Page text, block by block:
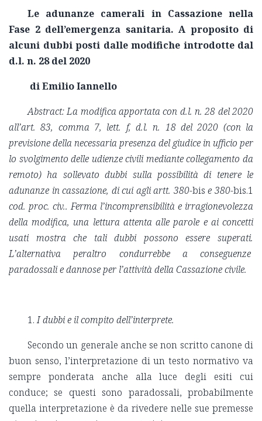
Le adunanze camerali in Cassazione nella
Fase 2 dell’emergenza sanitaria. A proposito di
alcuni dubbi posti dalle modifiche introdotte dal
d.l. n. 28 del 2020
di Emilio Iannello
Abstract: La modifica apportata con d.l. n. 28 del 2020
all’art. 83, comma 7, lett. f, d.l. n. 18 del 2020 (con la
previsione della necessaria presenza del giudice in ufficio per
lo svolgimento delle udienze civili mediante collegamento da
remoto) ha sollevato dubbi sulla possibilità di tenere le
adunanze in cassazione, di cui agli artt. 380-bis e 380-bis.1
cod. proc. civ.. Ferma l’incomprensibilità e irragionevolezza
della modifica, una lettura attenta alle parole e ai concetti
usati mostra che tali dubbi possono essere superati.
L’alternativa peraltro condurrebbe a conseguenze
paradossali e dannose per l’attività della Cassazione civile.
1.I dubbi e il compito dell’interprete.
Secondo un generale anche se non scritto canone di
buon senso, l’interpretazione di un testo normativo va
sempre ponderata anche alla luce degli esiti cui
conduce; se questi sono paradossali, probabilmente
quella interpretazione è da rivedere nelle sue premesse